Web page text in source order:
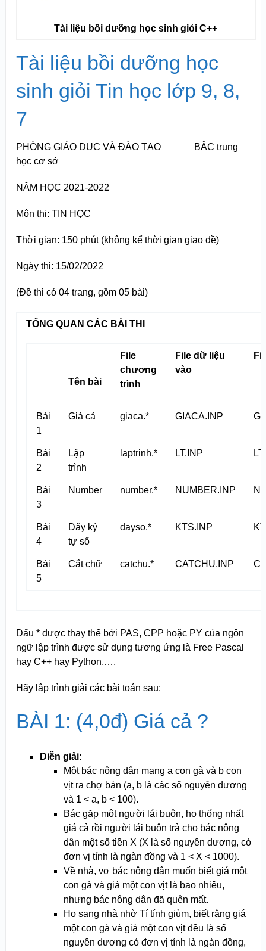
Tài liệu bồi dưỡng học sinh giỏi C++
Tài liệu bồi dưỡng học
sinh giỏi Tin học lớp 9, 8,
7
PHÒNG GIÁO DỤC VÀ ĐÀO TẠO BẬC trung
học cơ sở
NĂM HỌC 2021-2022
Môn thi: TIN HỌC
Thời gian: 150 phút (không kể thời gian giao đề)
Ngày thi: 15/02/2022
(Đề thi có 04 trang, gồm 05 bài)
TỔNG QUAN CÁC BÀI THI
Tên bài
File
chương
trình
File dữ liệu
vào
Bài
1
Giá cả giaca.* GIACA.INP
Bài
2
Lập
trình
laptrinh.* LT.INP
Bài
3
Number number.* NUMBER.INP
Bài
4
Dãy ký
tự số
dayso.* KTS.INP
Bài
5
Cắt chữ catchu.* CATCHU.INP
Dấu * được thay thế bởi PAS, CPP hoặc PY của ngôn
ngữ lập trình được sử dụng tương ứng là Free Pascal
hay C++ hay Python,….
Hãy lập trình giải các bài toán sau:
BÀI 1: (4,0đ) Giá cả ?
Diễn giải:
Một bác nông dân mang a con gà và b con
vịt ra chợ bán (a, b là các số nguyên dương
và 1 < a, b < 100).
Bác gặp một người lái buôn, họ thống nhất
giá cả rồi người lái buôn trả cho bác nông
dân một số tiền X (X là số nguyên dương, có
đơn vị tính là ngàn đồng và 1 < X < 1000).
Về nhà, vợ bác nông dân muốn biết giá một
con gà và giá một con vịt là bao nhiêu,
nhưng bác nông dân đã quên mất.
Họ sang nhà nhờ Tí tính giùm, biết rằng giá
một con gà và giá một con vịt đều là số
nguyên dương có đơn vị tính là ngàn đồng,